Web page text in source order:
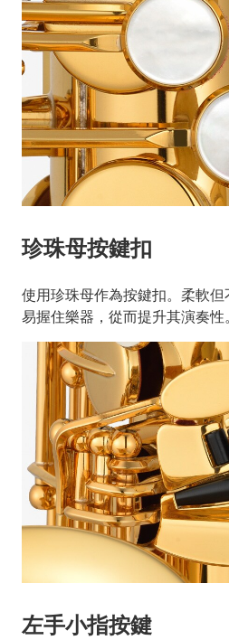
珍珠母按鍵扣
使用珍珠母作為按鍵扣。柔軟
易握住樂器，從而提升其演奏性。
左手小指按鍵